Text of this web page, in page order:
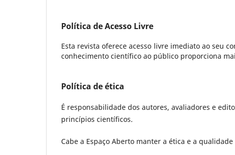
Política de Acesso Livre
Esta revista oferece acesso livre imediato ao seu
conhecimento científico ao público proporciona
Política de ética
É responsabilidade dos autores, avaliadores e
princípios científicos.
Cabe a Espaço Aberto manter a ética e a